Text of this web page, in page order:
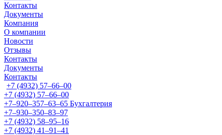
Контакты
Документы
Компания
О компании
Новости
Отзывы
Контакты
Документы
Контакты
+7 (4932) 57‒66‒00
+7 (4932) 57‒66‒00
+7‒920‒357‒63‒65 Бухгалтерия
+7‒930‒350‒83‒97
+7 (4932) 58‒95‒16
+7 (4932) 41‒91‒41